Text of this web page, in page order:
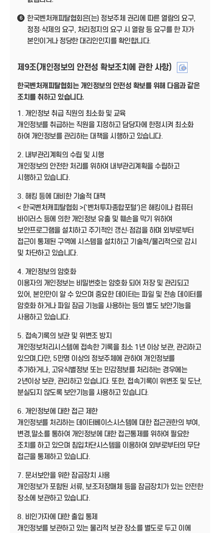
6
한국벤처캐피탈협회은(는) 정보주체 권리에 따른 열람의 요구,
정정·삭제의 요구, 처리정지의 요구 시 열람 등 요구를 한 자가
본인이거나 정당한 대리인인지를 확인합니다.
제9조(개인정보의 안전성 확보조치에 관한 사항)
한국벤처캐피탈협회는 개인정보의 안전성 확보를 위해 다음과 같은
조치를 취하고 있습니다.
1. 개인정보 취급 직원의 최소화 및 교육
개인정보를 취급하는 직원을 지정하고 담당자에 한정시켜 최소화
하여 개인정보를 관리하는 대책을 시행하고 있습니다.
2. 내부관리계획의 수립 및 시행
개인정보의 안전한 처리를 위하여 내부관리계획을 수립하고
시행하고 있습니다.
3. 해킹 등에 대비한 기술적 대책
< 한국벤처캐피탈협회 >('벤처투자종합포털')은 해킹이나 컴퓨터
바이러스 등에 의한 개인정보 유출 및 훼손을 막기 위하여
보안프로그램을 설치하고 주기적인 갱신·점검을 하며 외부로부터
접근이 통제된 구역에 시스템을 설치하고 기술적/물리적으로 감시
및 차단하고 있습니다.
4. 개인정보의 암호화
이용자의 개인정보는 비밀번호는 암호화 되어 저장 및 관리되고
있어, 본인만이 알 수 있으며 중요한 데이터는 파일 및 전송 데이터를
암호화 하거나 파일 잠금 기능을 사용하는 등의 별도 보안기능을
사용하고 있습니다.
5. 접속기록의 보관 및 위변조 방지
개인정보처리시스템에 접속한 기록을 최소 1년 이상 보관, 관리하고
있으며,다만, 5만명 이상의 정보주체에 관하여 개인정보를
추가하거나, 고유식별정보 또는 민감정보를 처리하는 경우에는
2년이상 보관, 관리하고 있습니다. 또한, 접속기록이 위변조 및 도난,
분실되지 않도록 보안기능을 사용하고 있습니다.
6. 개인정보에 대한 접근 제한
개인정보를 처리하는 데이터베이스시스템에 대한 접근권한의 부여,
변경,말소를 통하여 개인정보에 대한 접근통제를 위하여 필요한
조치를 하고 있으며 침입차단시스템을 이용하여 외부로부터의 무단
접근을 통제하고 있습니다.
7. 문서보안을 위한 잠금장치 사용
개인정보가 포함된 서류, 보조저장매체 등을 잠금장치가 있는 안전한
장소에 보관하고 있습니다.
8. 비인가자에 대한 출입 통제
개인정보를 보관하고 있는 물리적 보관 장소를 별도로 두고 이에